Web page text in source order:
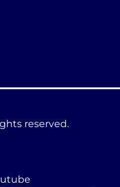
reserved.